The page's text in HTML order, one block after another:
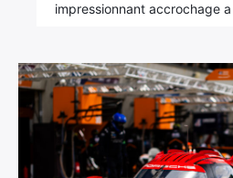
impressionnant accrochage a